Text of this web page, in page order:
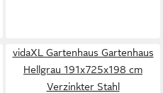
vidaXL Gartenhaus Gartenhaus
Hellgrau 191x725x198 cm
Verzinkter Stahl